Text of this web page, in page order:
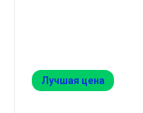
Лучшая цена